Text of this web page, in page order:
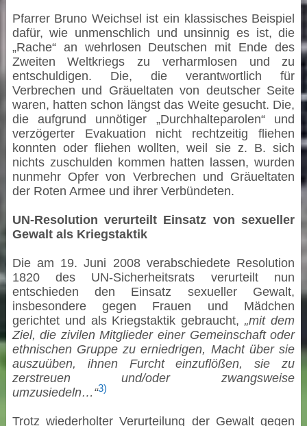
Pfarrer Bruno Weichsel ist ein klassisches Beispiel
dafür, wie unmenschlich und unsinnig es ist, die
„Rache“ an wehrlosen Deutschen mit Ende des
Zweiten Weltkriegs zu verharmlosen und zu
entschuldigen. Die, die verantwortlich für
Verbrechen und Gräueltaten von deutscher Seite
waren, hatten schon längst das Weite gesucht. Die,
die aufgrund unnötiger „Durchhalteparolen“ und
verzögerter Evakuation nicht rechtzeitig fliehen
konnten oder fliehen wollten, weil sie z. B. sich
nichts zuschulden kommen hatten lassen, wurden
nunmehr Opfer von Verbrechen und Gräueltaten
der Roten Armee und ihrer Verbündeten.
UN-Resolution verurteilt Einsatz von sexueller
Gewalt als Kriegstaktik
Die am 19. Juni 2008 verabschiedete Resolution
1820 des UN-Sicherheitsrats verurteilt nun
entschieden den Einsatz sexueller Gewalt,
insbesondere gegen Frauen und Mädchen
gerichtet und als Kriegstaktik gebraucht,„mit dem
Ziel, die zivilen Mitglieder einer Gemeinschaft oder
ethnischen Gruppe zu erniedrigen, Macht über sie
auszuüben, ihnen Furcht einzuflößen, sie zu
zerstreuen und/oder zwangsweise
umzusiedeln…“3)
Trotz wiederholter Verurteilung der Gewalt gegen